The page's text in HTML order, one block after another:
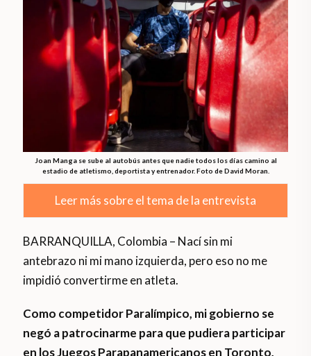
Joan Manga se sube al autobús antes que nadie todos los días camino al
estadio de atletismo, deportista y entrenador. Foto de David Moran.
Leer más sobre el tema de la entrevista
BARRANQUILLA, Colombia – Nací sin mi
antebrazo ni mi mano izquierda, pero eso no me
impidió convertirme en atleta.
Como competidor Paralímpico, mi gobierno se
negó a patrocinarme para que pudiera participar
en los Juegos Parapanamericanos en Toronto,